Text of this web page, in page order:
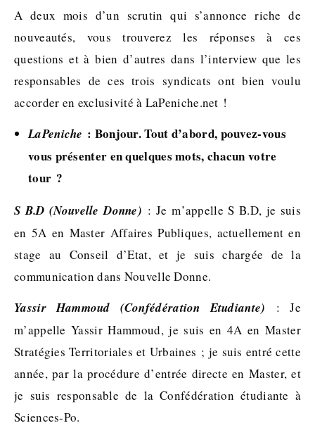
A deux mois d’un scrutin qui s’annonce riche de
nouveautés, vous trouverez les réponses à ces
questions et à bien d’autres dans l’interview que les
responsables de ces trois syndicats ont bien voulu
accorder en exclusivité à LaPeniche.net !
LaPeniche : Bonjour. Tout d’abord, pouvez-vous
vous présenter en quelques mots, chacun votre
tour ?
S B.D (Nouvelle Donne) : Je m’appelle S B.D, je suis
en 5A en Master Affaires Publiques, actuellement en
stage au Conseil d’Etat, et je suis chargée de la
communication dans Nouvelle Donne.
Yassir Hammoud (Confédération Etudiante) : Je
m’appelle Yassir Hammoud, je suis en 4A en Master
Stratégies Territoriales et Urbaines ; je suis entré cette
année, par la procédure d’entrée directe en Master, et
je suis responsable de la Confédération étudiante à
Sciences-Po.